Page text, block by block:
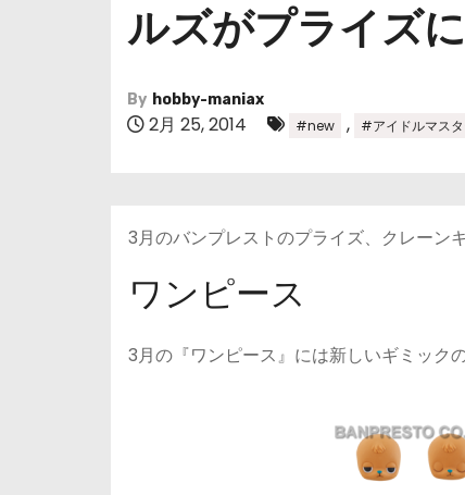
ルズがプライズに
By hobby-maniax
2月 25, 2014 #new , #アイドルマス
3月のバンプレストのプライズ、クレーン
ワンピース
3月の『ワンピース』には新しいギミック